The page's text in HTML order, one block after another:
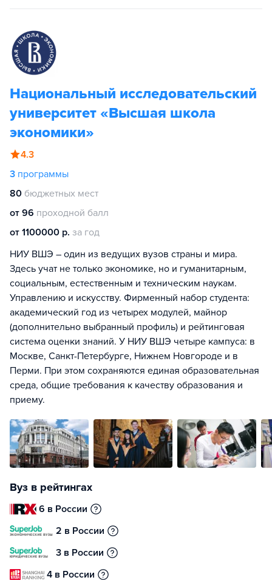
Национальный исследовательский
университет «Высшая школа
экономики»
4.3
3 программы
80 бюджетных мест
от 96 проходной балл
от 1100000 р. за год
НИУ ВШЭ – один из ведущих вузов страны и мира.
Здесь учат не только экономике, но и гуманитарным,
социальным, естественным и техническим наукам.
Управлению и искусству. Фирменный набор студента:
академический год из четырех модулей, майнор
(дополнительно выбранный профиль) и рейтинговая
система оценки знаний. У НИУ ВШЭ четыре кампуса: в
Москве, Санкт-Петербурге, Нижнем Новгороде и в
Перми. При этом сохраняются единая образовательная
среда, общие требования к качеству образования и
приему.
Вуз в рейтингах
6 в России
2 в России
3 в России
4 в России